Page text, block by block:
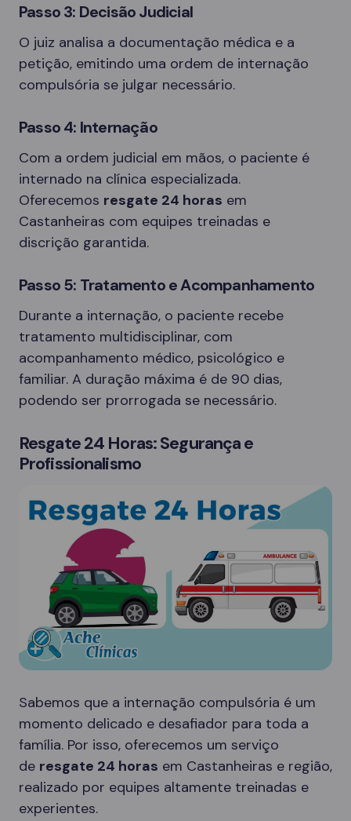
Passo 3: Decisão Judicial
O juiz analisa a documentação médica e a
petição, emitindo uma ordem de internação
compulsória se julgar necessário.
Passo 4: Internação
Com a ordem judicial em mãos, o paciente é
internado na clínica especializada.
Oferecemos resgate 24 horas em
Castanheiras com equipes treinadas e
discrição garantida.
Passo 5: Tratamento e Acompanhamento
Durante a internação, o paciente recebe
tratamento multidisciplinar, com
acompanhamento médico, psicológico e
familiar. A duração máxima é de 90 dias,
podendo ser prorrogada se necessário.
Resgate 24 Horas: Segurança e
Profissionalismo
Sabemos que a internação compulsória é um
momento delicado e desafiador para toda a
família. Por isso, oferecemos um serviço
de resgate 24 horas em Castanheiras e região,
realizado por equipes altamente treinadas e
experientes.